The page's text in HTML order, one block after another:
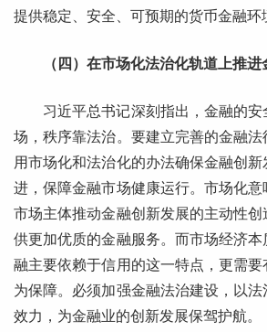
提供稳定、安全、可预期的货币金融环
（四）在市场化法治化轨道上推
习近平总书记深刻指出，金融的
场，秩序靠法治。要建立完善的金融法
用市场化和法治化的办法确保金融创
进，保障金融市场健康运行。市场化
市场主体推动金融创新发展的主动性
供更加优质的金融服务。而市场经济
融主要依赖于信用的这一特点，更需
为保障。必须加强金融法治建设，以
效力，为金融业的创新发展保驾护航。